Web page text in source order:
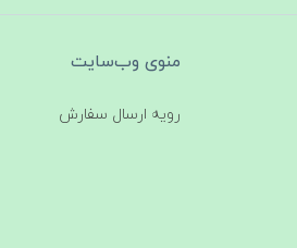
منوی وب‌سایت
رویه ارسال سفارش